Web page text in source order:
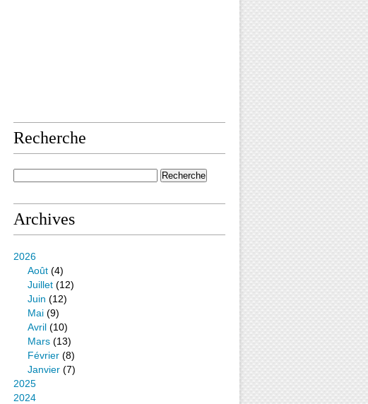
Recherche
Archives
2026
Août (4)
Juillet (12)
Juin (12)
Mai (9)
Avril (10)
Mars (13)
Février (8)
Janvier (7)
2025
2024